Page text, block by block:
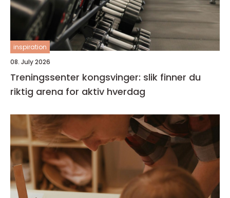
inspiration
08. July 2026
Treningssenter kongsvinger: slik finner du
riktig arena for aktiv hverdag